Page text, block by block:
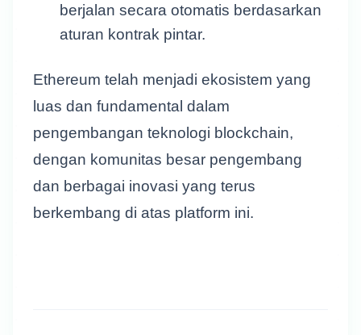
berjalan secara otomatis berdasarkan
aturan kontrak pintar.
Ethereum telah menjadi ekosistem yang
luas dan fundamental dalam
pengembangan teknologi blockchain,
dengan komunitas besar pengembang
dan berbagai inovasi yang terus
berkembang di atas platform ini.